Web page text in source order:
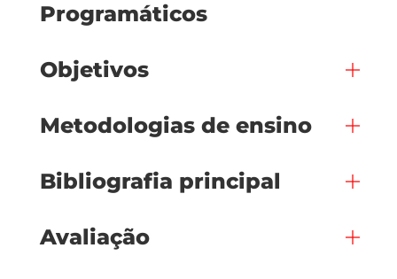
Programáticos
Objetivos
Metodologias de ensino
Bibliografia principal
Avaliação